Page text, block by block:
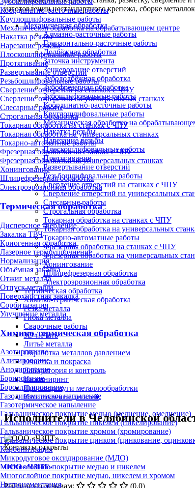
Координатно-расточные работы
Круглошлифовальные работы
Механическая обработка на обрабатывающем центре
Накатка резьбы
Нарезание резьбы
Плоскошлифовальные работы
Протягивание
Развертывание отверстий
Резьбошлифовальные работы
Сверление отверстий на станках с ЧПУ
Сверление отверстий на универсальных станках
Слесарные работы
Строгальная обработка
Токарная обработка на станках с ЧПУ
Токарная обработка на универсальных станках
Токарно-автоматные работы
Фрезерная обработка на станках с ЧПУ
Фрезерная обработка на универсальных станках
Хонингование
Шлицефрезерная обработка
Электроэрозионная обработка
Термическая обработка
Дисперсное твердение
Закалка ТВЧ
Криогенная обработка
Лазерное термоупрочнение
Нормализация
Объёмная закалка
Отжиг металла
Отпуск металла
Поверхностная закалка
Сорбитизация
Улучшение металла
Химико-термическая обработка
Азотирование
Алитирование
Анодирование
Борирование
Бороалитирование
Газодинамическое напыление
Газотермическое напыление
Гальваническое покрытие медью (меднение, омеднение)
Гальваническое покрытие никелем (никелирование)
Гальваническое покрытие хромом (хромирование)
Гальваническое покрытие цинком (цинкование,
Карбонитрация
Микродуговое оксидирование (МДО)
Многослойное покрытие медью и никелем
Многослойное покрытие медью, никелем и хромом
Нитроцементация
изготовлении нестандартного крепежа, сборке
Механическая обработка
Алмазно-расточные работы
Горизонтально-расточные работы
Долбёжная обработка
Заточка инструмента
Зенкерование отверстий
Зубодолбёжная обработка
Зубофрезерная обработка
Зубошлифовальные работы
Координатно-расточные работы
Круглошлифовальные работы
Механическая обработка на
Накатка резьбы
Нарезание резьбы
Плоскошлифовальные работы
Протягивание
Развертывание отверстий
Резьбошлифовальные работы
Сверление отверстий на станках с ЧПУ
Сверление отверстий на универсальных
Слесарные работы
Строгальная обработка
Токарная обработка на станках с ЧПУ
Токарная обработка на универсальных
Токарно-автоматные работы
Фрезерная обработка на станках с ЧПУ
Фрезерная обработка на универсальных
Хонингование
Шлицефрезерная обработка
Электроэрозионная обработка
Термическая обработка
Химико-термическая обработка
Резка металла
Гибка металла
Сварочные работы
3D-печать
Литьё металла
Обработка металлов давлением
Очистка и покраска
Лаборатория и контроль
Инжиниринг
Прочие услуги металлообработки
Изготовление деталей
Исполнители в Челябинской
Контакты открыты
ООО «ЧЗПТ»
Рейтинг по отзывам:
(0.0)